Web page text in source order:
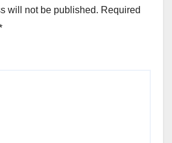
will not be published. Required